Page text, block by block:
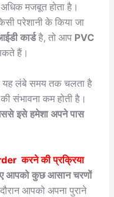
मजबूत होता है।
परेशानी के किया जा
कार्डहै, तो आप PVC
हैं।
यह लंबे समय तक चलता है
संभावना कम होती है।
इसे हमेशा अपने पास
करने की प्रक्रिया
आपको कुछ आसान चरणों
आपको अपना पुराने